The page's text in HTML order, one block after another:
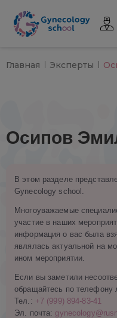
Главная Эксперты
Осипов
В этом разделе
Gynecology school.
Многоуважаемые
участие в наших
информация о вас была
являлась актуальной на
ином мероприятии.
Если вы заметили
обращайтесь по телефону
Тел.: +7 (999) 894-83-41
Эл. почта: